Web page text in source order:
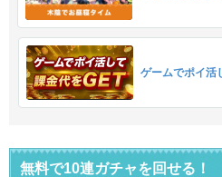
ゲームでポイ活
無料で10連ガチャを回せる！